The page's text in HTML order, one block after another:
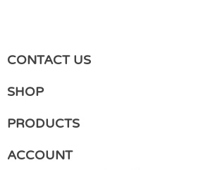
There are currently no product reviews.
review
CONTACT US
SHOP
PRODUCTS
ACCOUNT